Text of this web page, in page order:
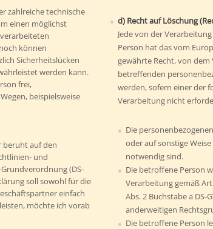
zahlreiche technische
einen möglichst
können
Sicherheitslücken
werden kann.
frei,
beispielsweise
beruht auf den
und
(DS-
soll sowohl für die
einfach
möchte ich vorab
d) Recht auf Löschung
Jede von der
Person hat das vom
gewährte Recht, von
betreffenden
werden, sofern einer der
Verarbeitung nicht
Die
oder auf sonstige
notwendig sind.
Die betroffene Person
Verarbeitung gemäß
Abs. 2 Buchstabe a
anderweitigen
Die betroffene Person